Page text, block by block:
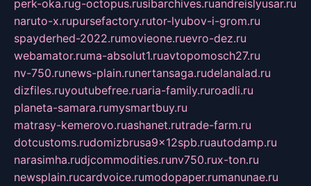
perk-oka.rug-octopus.rusibarchives.ruandreislyusar.ru
naruto-x.rupursefactory.rutor-lyubov-i-grom.ru
spayderhed-2022.rumovieone.ruevro-dez.ru
webamator.ruma-absolut1.ruavtopomosch27.ru
nv-750.runews-plain.runertansaga.rudelanalad.ru
dizfiles.ruyoutubefree.ruaria-family.ruroadli.ru
planeta-samara.rumysmartbuy.ru
matrasy-kemerovo.ruashanet.rutrade-farm.ru
dotcustoms.rudomizbrusa9x12spb.ruautodamp.ru
narasimha.rudjcommodities.runv750.rux-ton.ru
newsplain.rucardvoice.rumodopaper.rumanunae.ru